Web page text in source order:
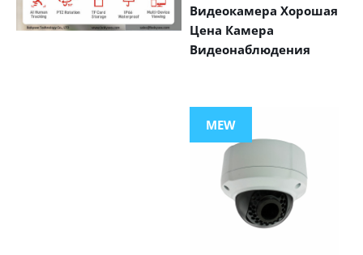
Видеокамера Хорошая
Цена Камера
Видеонаблюдения
MEW